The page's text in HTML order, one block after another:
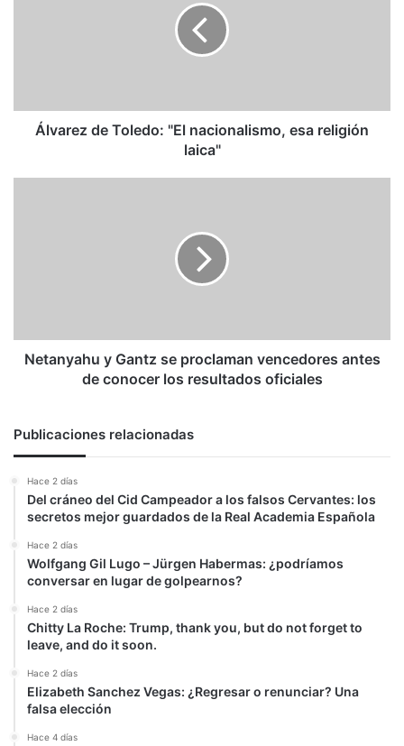
Álvarez de Toledo: "El nacionalismo, esa religión
laica"
conocer
losNetanyahu y Gantz se proclaman vencedores antes
de conocer los resultados oficiales
Publicaciones relacionadas
Hace 2 días
Del cráneo del Cid Campeador a los falsos Cervantes: los
secretos mejor guardados de la Real Academia Española
Hace 2 días
Wolfgang Gil Lugo – Jürgen Habermas: ¿podríamos
conversar en lugar de golpearnos?
Hace 2 días
Chitty La Roche: Trump, thank you, but do not forget to
leave, and do it soon.
Hace 2 días
Elizabeth Sanchez Vegas: ¿Regresar o renunciar? Una
falsa elección
Hace 4 días